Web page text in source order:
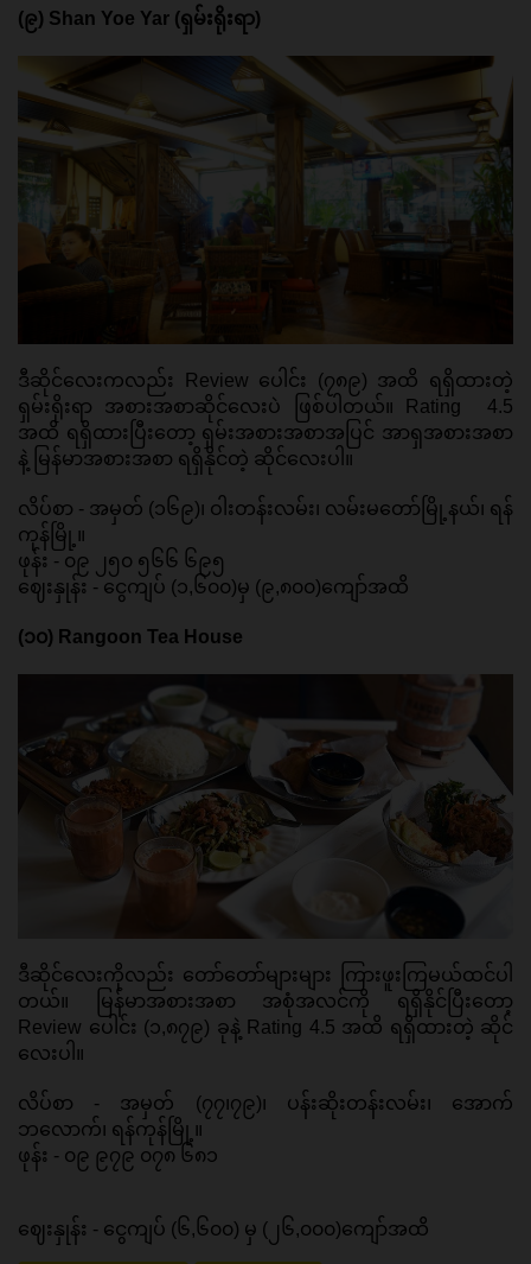
(၉) Shan Yoe Yar (ရှမ်းရိုးရာ)
ဒီဆိုင်လေးကလည်း Review ပေါင်း (၇၈၉) အထိ ရရှိထားတဲ့
ရှမ်းရိုးရာ အစားအစာဆိုင်လေးပဲ ဖြစ်ပါတယ်။ Rating
4.5
အထိ ရရှိထားပြီးတော့ ရှမ်းအစားအစာအပြင် အာရှအစားအစာ
နဲ့ မြန်မာအစားအစာ ရရှိနိုင်တဲ့ ဆိုင်လေးပါ။
လိပ်စာ - အမှတ် (၁၆၉)၊ ဝါးတန်းလမ်း၊ လမ်းမတော်မြို့နယ်၊ ရန်
ကုန်မြို့။
ဖုန်း - ၀၉ ၂၅၀ ၅၆၆ ၆၉၅
ဈေးနှုန်း - ငွေကျပ် (၁,၆၀၀)မှ (၉,၈၀၀)ကျော်အထိ
(၁၀) Rangoon Tea House
ဒီဆိုင်လေးကိုလည်း တော်တော်များများ ကြားဖူးကြမယ်ထင်ပါ
တယ်။ မြန်မာအစားအစာ အစုံအလင်ကို ရရှိနိုင်ပြီးတော့
Review ပေါင်း (၁,၈၇၉) ခုနဲ့ Rating 4.5 အထိ ရရှိထားတဲ့ ဆိုင်
လေးပါ။
လိပ်စာ - အမှတ် (၇၇၊၇၉)၊ ပန်းဆိုးတန်းလမ်း၊ အောက်
ဘလောက်၊ ရန်ကုန်မြို့။
ဖုန်း - ၀၉ ၉၇၉ ၀၇၈ ၆၈၁
ဈေးနှုန်း - ငွေကျပ် (၆,၆၀၀) မှ (၂၆,၀၀၀)ကျော်အထိ